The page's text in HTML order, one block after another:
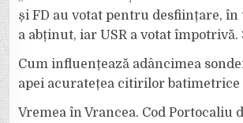
și FD au votat pentru desființare, în
a abținut, iar USR a votat împotrivă.
Cum influențează adâncimea
apei acuratețea citirilor batimetrice
Vremea în Vrancea. Cod Portocaliu